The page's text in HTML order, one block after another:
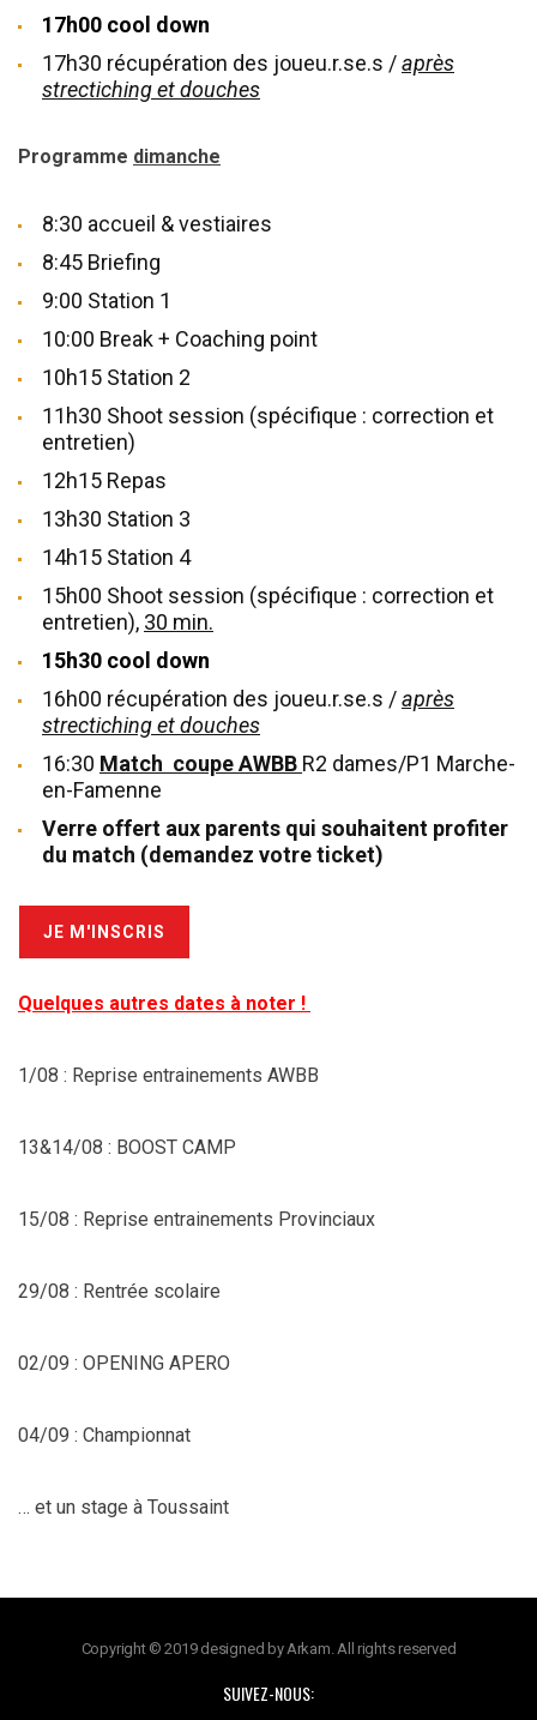
17h00 cool down
17h30 récupération des joueu.r.se.s /après
strectiching et douches
Programme dimanche
8:30 accueil & vestiaires
8:45 Briefing
9:00 Station 1
10:00 Break + Coaching point
10h15 Station 2
11h30 Shoot session (spécifique : correction et
entretien)
12h15 Repas
13h30 Station 3
14h15 Station 4
15h00 Shoot session (spécifique : correction et
entretien), 30 min.
15h30 cool down
16h00 récupération des joueu.r.se.s /après
strectiching et douches
16:30 Match coupe AWBB R2 dames/P1 Marche-
en-Famenne
Verre offert aux parents qui souhaitent profiter
du match (demandez votre ticket)
JE M'INSCRIS
Quelques autres dates à noter !
1/08 : Reprise entrainements AWBB
13&14/08 : BOOST CAMP
15/08 : Reprise entrainements Provinciaux
29/08 : Rentrée scolaire
02/09 : OPENING APERO
04/09 : Championnat
… et un stage à Toussaint
Copyright © 2019 designed by Arkam. All rights reserved
SUIVEZ-NOUS: